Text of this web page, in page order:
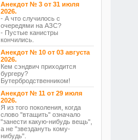
Анекдот № 3 от 31 июля
2026.
- А что случилось с
очередями на АЗС?
- Пустые канистры
кончились.
Анекдот № 10 от 03 августа
2026.
Кем сэндвич приходится
бургеру?
Бутербродственником!
Анекдот № 11 от 29 июля
2026.
Я из того поколения, когда
слово "втащить" означало
"занести какую-нибудь вещь",
а не "звездануть кому-
нибудь".